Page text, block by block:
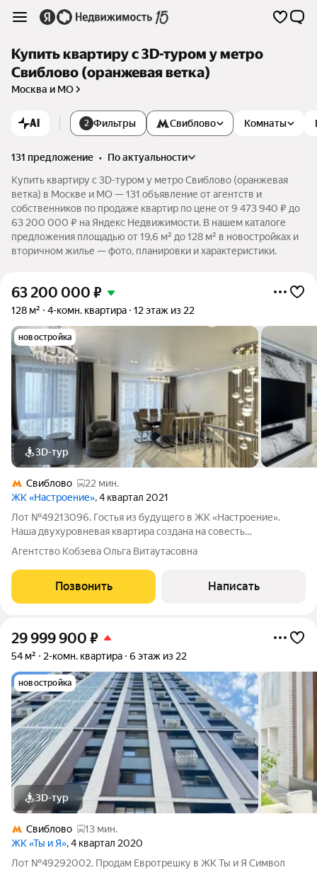
Купить квартиру c 3D-туром у метро
Свиблово (оранжевая ветка)
Москва и МО
AI 2 Фильтры Комнаты
Свиблово
131 предложение •
по актуальности
Купить квартиру c 3D-туром у метро Свиблово (оранжевая
ветка) в Москве и МО — 131 объявление от агентств и
собственников по продаже квартир по цене от 9 473 940 ₽ до
63 200 000 ₽ на Яндекс Недвижимости. В нашем каталоге
предложения площадью от 19,6 м² до 128 м² в новостройках и
вторичном жилье — фото, планировки и характеристики.
63 200 000 ₽
128 м² 4-комн. квартира 12 этаж из 22
новостройка
3D-тур
Свиблово
22 мин.
ЖК «Настроение», 4 квартал 2021
Лот №49213096. Гостья из будущего в ЖК «Настроение».
Наша двухуровневая квартира создана на совесть
собственником строителем с любовью и профессионализмом.
Ультрасовременные технологии гармонично вплетены в
надёжный ремонт с применением проверенных
Агентство Кобзева Ольга Витаутасовна
Позвонить Написать
29 999 900 ₽
54 м² 2-комн. квартира 6 этаж из 22
новостройка
3D-тур
Свиблово
13 мин.
ЖК «Ты и Я», 4 квартал 2020
Лот №49292002. Продам Евротрешку в ЖК Ты и Я Символ